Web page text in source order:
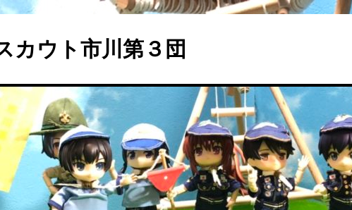
カウト市川第３団